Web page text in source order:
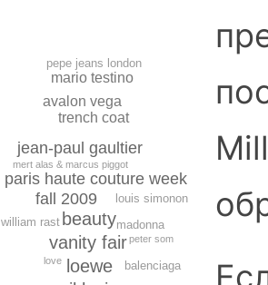
vanity fair
beauty
loewe
paris haute couture week
fall 2009
jean-paul gaultier
trench coat
avalon vega
mario testino
madonna
william rast
louis simonon
pepe jeans london
balenciaga
love
mert alas & marcus piggot
peter som